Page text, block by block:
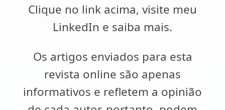
Clique no link acima, visite meu
LinkedIn e saiba mais.
Os artigos enviados para esta
revista online são apenas
informativos e refletem a opinião